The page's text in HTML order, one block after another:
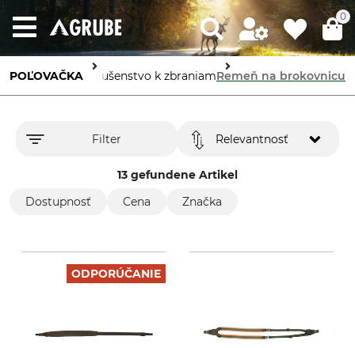
0
POĽOVAČKAPríslušenstvo k zbraniamRemeň na brokovnicu
Filter
13 gefundene Artikel
Relevantnosť
Dostupnosť Cena Značka
ODPORÚČANIE